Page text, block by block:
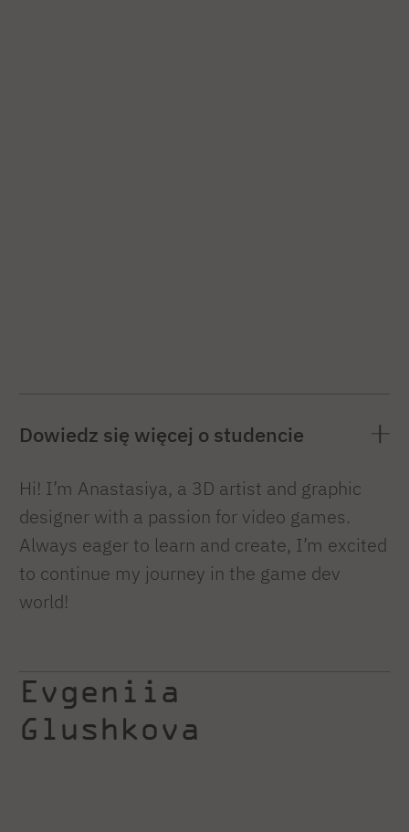
Dowiedz się więcej o studencie
Hi! I’m Anastasiya, a 3D artist and graphic
designer with a passion for video games.
Always eager to learn and create, I’m excited
to continue my journey in the game dev
world!
Evgeniia
Glushkova